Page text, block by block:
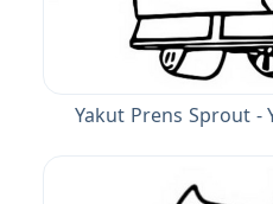
Yakut Prens Sprout -